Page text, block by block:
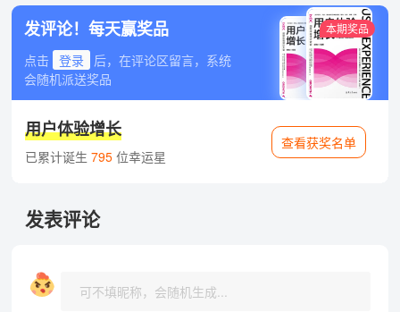
发评论！每天赢奖品
点击 登录
后，在评论区留言，系统
会随机派送奖品
本期奖品
用户体验增长
已累计诞生 795位幸运星
查看获奖名单
发表评论